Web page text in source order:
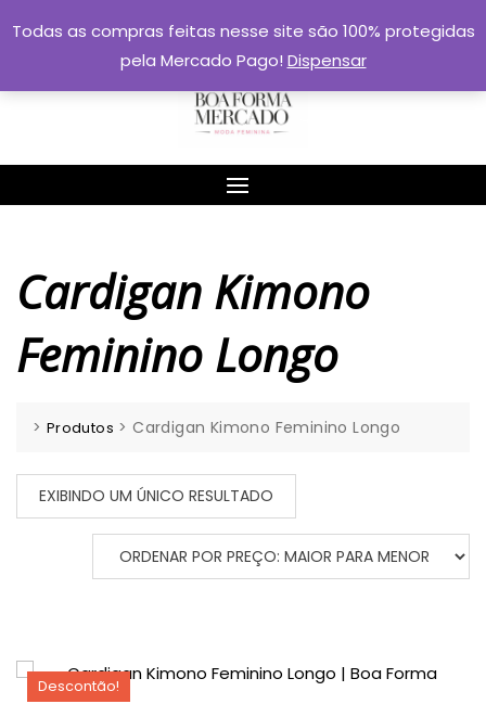
to
Cardigan Kimono
Feminino Longo
> Produtos >Cardigan Kimono Feminino Longo
EXIBINDO UM ÚNICO RESULTADO
Descontão!
Todas as compras feitas nesse site são 100% protegidas
pela Mercado Pago! Dispensar